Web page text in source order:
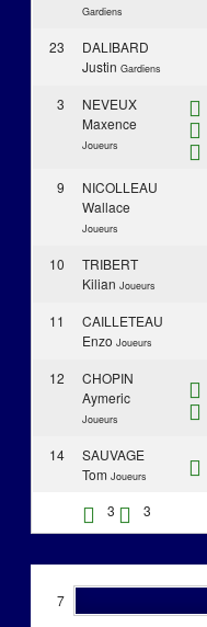
Gardiens
23
DALIBARD
Justin Gardiens
3
NEVEUX
Maxence
Joueurs
9
NICOLLEAU
Wallace
Joueurs
10
TRIBERT
Kilian Joueurs
11
CAILLETEAU
Enzo Joueurs
12
CHOPIN
Aymeric
Joueurs
14
SAUVAGE
Tom Joueurs
3 3
7